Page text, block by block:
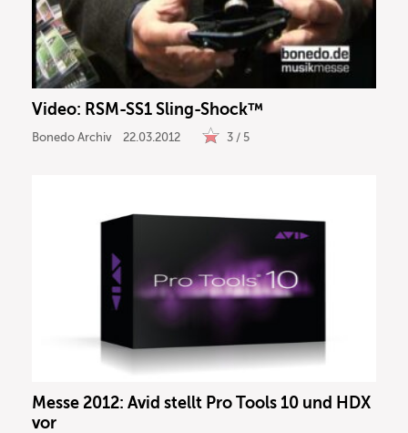
Video: RSM-SS1 Sling-Shock™
Bonedo Archiv 22.03.2012 3 / 5
Messe 2012: Avid stellt Pro Tools 10 und HDX
vor